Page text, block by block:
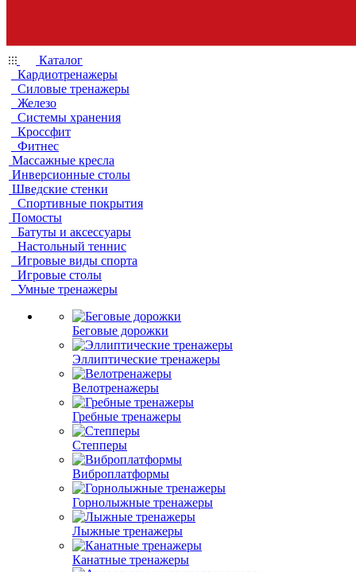
Каталог
Кардиотренажеры
Силовые тренажеры
Железо
Системы хранения
Кроссфит
Фитнес
Массажные кресла
Инверсионные столы
Шведские стенки
Спортивные покрытия
Помосты
Батуты и аксессуары
Настольный теннис
Игровые виды спорта
Игровые столы
Умные тренажеры
Беговые дорожки
Эллиптические тренажеры
Велотренажеры
Гребные тренажеры
Степперы
Виброплатформы
Горнолыжные тренажеры
Лыжные тренажеры
Канатные тренажеры